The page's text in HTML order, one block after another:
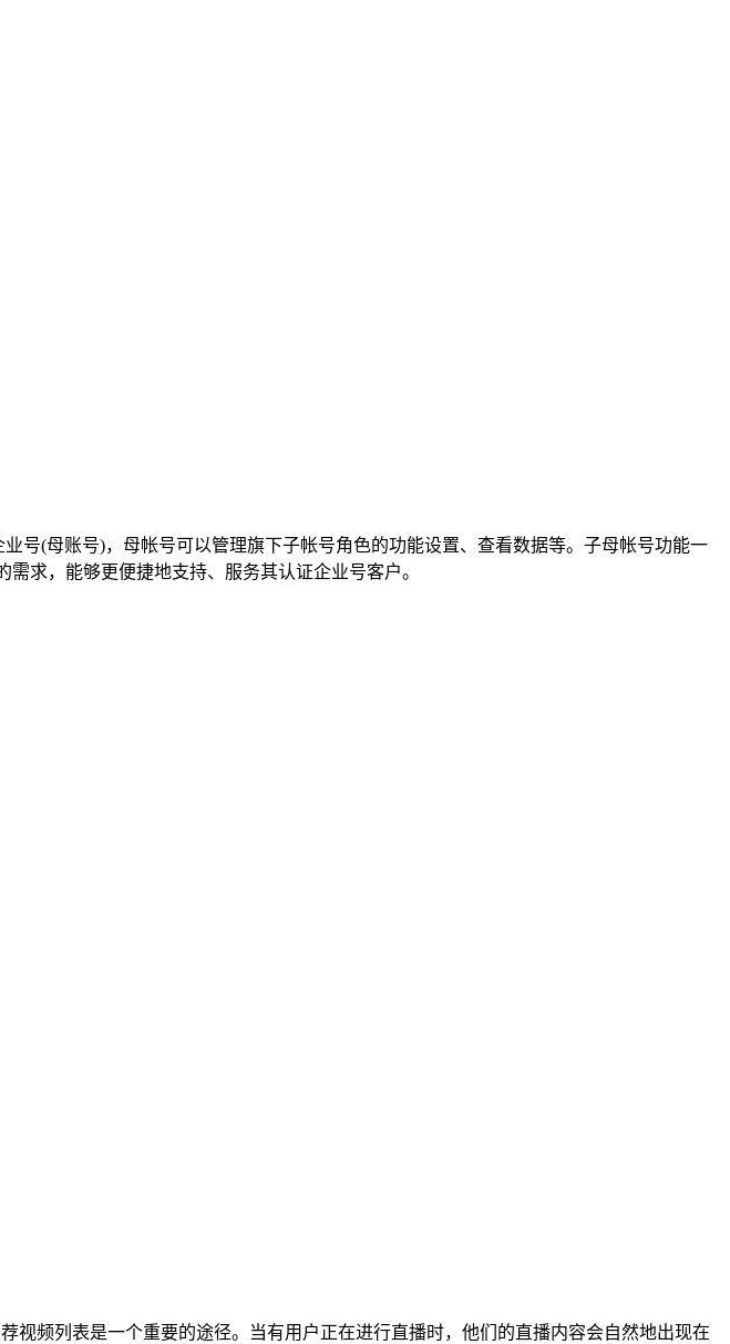
号(母账号)，母帐号可以管理旗下子帐号角色的功能设置、查看数据等。子母帐号功能一
求，能够更便捷地支持、服务其认证企业号客户。
频列表是一个重要的途径。当有用户正在进行直播时，他们的直播内容会自然地出现在